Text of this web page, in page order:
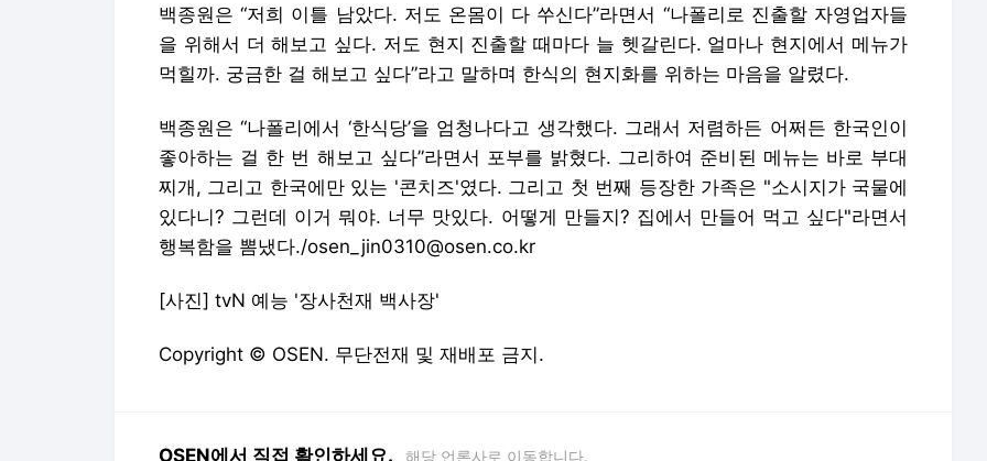
백종원은 “저희 이틀 남았다. 저도 온몸이 다 쑤신다”라면서 “나폴리로 진출할 자영업자들
을 위해서 더 해보고 싶다. 저도 현지 진출할 때마다 늘 헷갈린다. 얼마나 현지에서 메뉴가
먹힐까. 궁금한 걸 해보고 싶다”라고 말하며 한식의 현지화를 위하는 마음을 알렸다.
백종원은 “나폴리에서 ‘한식당’을 엄청나다고 생각했다. 그래서 저렴하든 어쩌든 한국인이
좋아하는 걸 한 번 해보고 싶다”라면서 포부를 밝혔다. 그리하여 준비된 메뉴는 바로 부대
찌개, 그리고 한국에만 있는 '콘치즈'였다. 그리고 첫 번째 등장한 가족은 "소시지가 국물에
있다니? 그런데 이거 뭐야. 너무 맛있다. 어떻게 만들지? 집에서 만들어 먹고 싶다"라면서
행복함을 뽐냈다./osen_jin0310@osen.co.kr
[사진] tvN 예능 '장사천재 백사장'
Copyright © OSEN. 무단전재 및 재배포 금지.
OSEN에서 직접 확인하세요. 해당 언론사로 이동합니다.